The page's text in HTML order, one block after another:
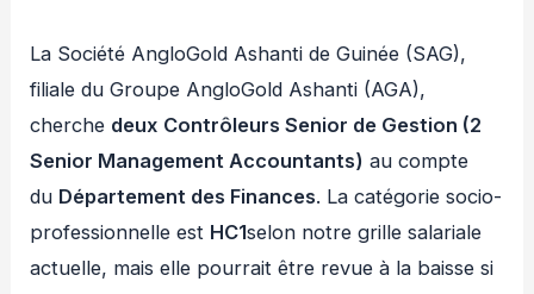
La Société AngloGold Ashanti de Guinée (SAG),
filiale du Groupe AngloGold Ashanti (AGA),
cherche deux Contrôleurs Senior de Gestion (2
Senior Management Accountants) au compte
du Département des Finances. La catégorie socio-
professionnelle est HC1selon notre grille salariale
actuelle, mais elle pourrait être revue à la baisse si